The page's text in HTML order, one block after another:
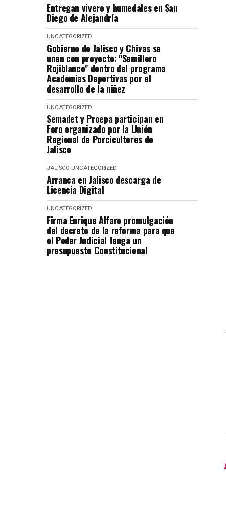
Entregan vivero y humedales en San
Diego de Alejandría
UNCATEGORIZED
Gobierno de Jalisco y Chivas se
unen con proyecto: "Semillero
Rojiblanco" dentro del programa
Academias Deportivas por el
desarrollo de la niñez
UNCATEGORIZED
Semadet y Proepa participan en
Foro organizado por la Unión
Regional de Porcicultores de
Jalisco
JALISCO UNCATEGORIZED
Arranca en Jalisco descarga de
Licencia Digital
UNCATEGORIZED
Firma Enrique Alfaro promulgación
del decreto de la reforma para que
el Poder Judicial tenga un
presupuesto Constitucional